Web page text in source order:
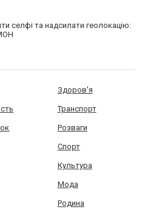
селфі та надсилати геолокацію:
Здоров'я
Транспорт
Розваги
Спорт
Культура
Мода
Родина